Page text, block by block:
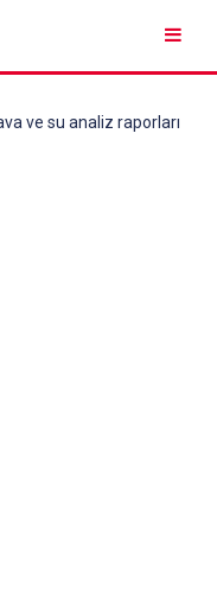
ve su analiz raporları